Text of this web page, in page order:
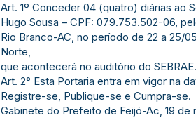
Art. 1º Conceder 04 (quatro) diárias ao
Hugo Sousa – CPF: 079.753.502-06,
Rio Branco-AC, no período de 22 a 25/
Norte,
que acontecerá no auditório do SEBRAE.
Art. 2° Esta Portaria entra em vigor na
Registre-se, Publique-se e Cumpra-se.
Gabinete do Prefeito de Feijó-Ac, 19 de